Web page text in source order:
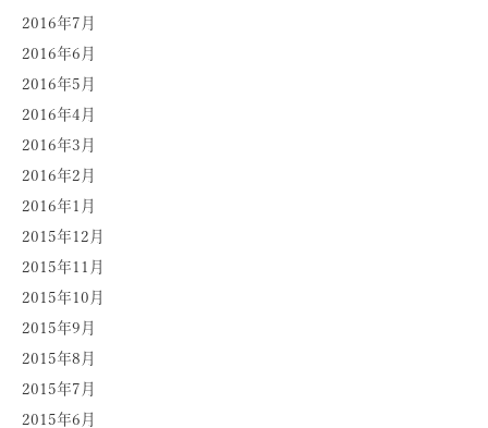
2016年7月
2016年6月
2016年5月
2016年4月
2016年3月
2016年2月
2016年1月
2015年12月
2015年11月
2015年10月
2015年9月
2015年8月
2015年7月
2015年6月